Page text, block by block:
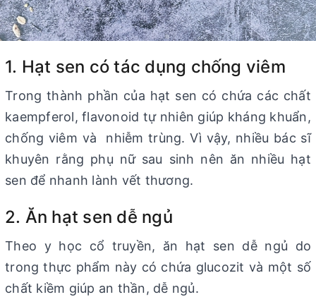
1. Hạt sen có tác dụng chống viêm
Trong thành phần của hạt sen có chứa các chất
kaempferol, flavonoid tự nhiên giúp kháng khuẩn,
chống viêm và nhiễm trùng. Vì vậy, nhiều bác sĩ
khuyên rằng phụ nữ sau sinh nên ăn nhiều hạt
sen để nhanh lành vết thương.
2. Ăn hạt sen dễ ngủ
Theo y học cổ truyền, ăn hạt sen dễ ngủ do
trong thực phẩm này có chứa glucozit và một số
chất kiềm giúp an thần, dễ ngủ.